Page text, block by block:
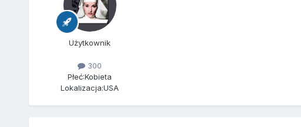
Użytkownik
300
Płeć:Kobieta
Lokalizacja:USA